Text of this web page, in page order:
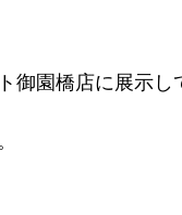
御園橋店に展示